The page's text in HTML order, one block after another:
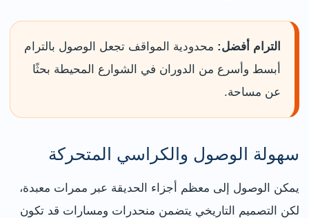
الترام أفضل: محدودية المواقف تجعل الوصول بالترام
أبسط وأسرع من الدوران في الشوارع المحيطة بحثًا
عن مساحة.
سهولة الوصول والكراسي المتحركة
يمكن الوصول إلى معظم أجزاء الحديقة عبر ممرات معبدة،
لكن التصميم التاريخي يتضمن منحدرات ومسارات قد تكون